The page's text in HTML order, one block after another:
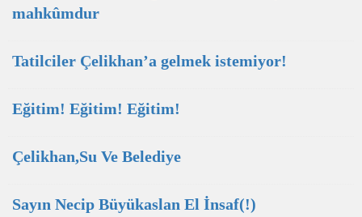
mahkûmdur
Tatilciler Çelikhan’a gelmek istemiyor!
Eğitim! Eğitim! Eğitim!
Çelikhan,Su Ve Belediye
Sayın Necip Büyükaslan El İnsaf(!)